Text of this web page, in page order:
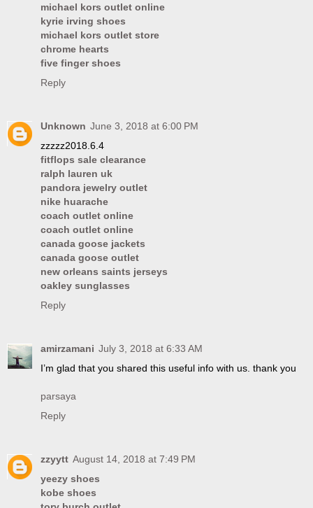
michael kors outlet online
kyrie irving shoes
michael kors outlet store
chrome hearts
five finger shoes
Reply
Unknown June 3, 2018 at 6:00 PM
zzzzz2018.6.4
fitflops sale clearance
ralph lauren uk
pandora jewelry outlet
nike huarache
coach outlet online
coach outlet online
canada goose jackets
canada goose outlet
new orleans saints jerseys
oakley sunglasses
Reply
amirzamani July 3, 2018 at 6:33 AM
I’m glad that you shared this useful info with us. thank you
parsaya
Reply
zzyytt August 14, 2018 at 7:49 PM
yeezy shoes
kobe shoes